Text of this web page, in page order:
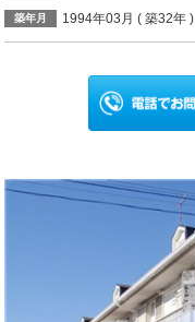
築年月 1994年03月 ( 築32年 )